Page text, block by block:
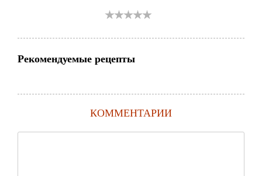
Рекомендуемые рецепты
КОММЕНТАРИИ